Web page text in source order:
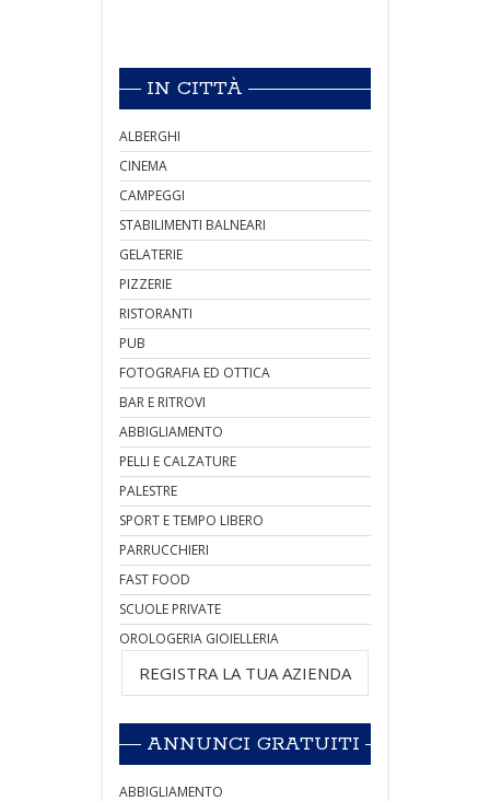
IN CITTÀ
ALBERGHI
CINEMA
CAMPEGGI
STABILIMENTI BALNEARI
GELATERIE
PIZZERIE
RISTORANTI
PUB
FOTOGRAFIA ED OTTICA
BAR E RITROVI
ABBIGLIAMENTO
PELLI E CALZATURE
PALESTRE
SPORT E TEMPO LIBERO
PARRUCCHIERI
FAST FOOD
SCUOLE PRIVATE
OROLOGERIA GIOIELLERIA
REGISTRA LA TUA AZIENDA
ANNUNCI GRATUITI
ABBIGLIAMENTO